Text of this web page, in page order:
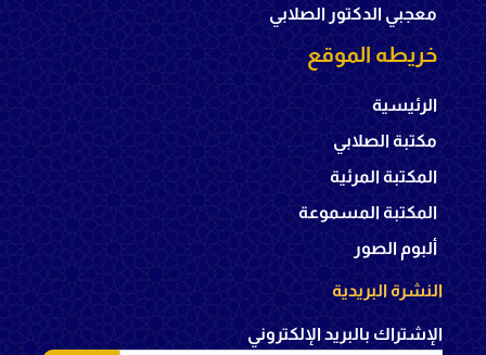
معجبي الدكتور الصلابي
خريطه الموقع
الرئيسية
مكتبة الصلابي
المكتبة المرئية
المكتبة المسموعة
ألبوم الصور
النشرة البريدية
الإشتراك بالبريد الإلكتروني